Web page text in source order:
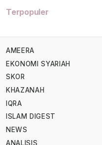
Terpopuler
AMEERA
EKONOMI SYARIAH
SKOR
KHAZANAH
IQRA
ISLAM DIGEST
NEWS
ANALISIS